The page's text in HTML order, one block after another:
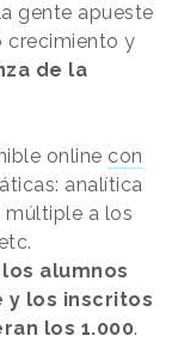
gente apueste
crecimiento y
de la
online con
analítica
a los
alumnos
y los inscritos
los 1.000.